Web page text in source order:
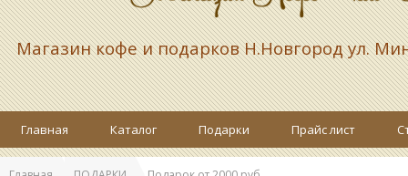
Магазин кофе и подарковН.Новгород ул.
Главная Каталог Подарки Прайс лист